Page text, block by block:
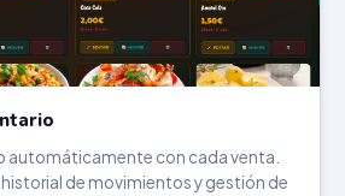
con cada venta.
de movimientos y gestión de